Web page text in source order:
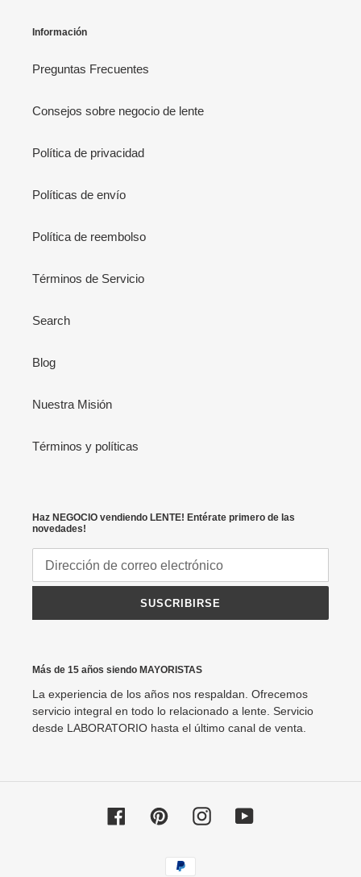
Información
Preguntas Frecuentes
Consejos sobre negocio de lente
Política de privacidad
Políticas de envío
Política de reembolso
Términos de Servicio
Search
Blog
Nuestra Misión
Términos y políticas
Haz NEGOCIO vendiendo LENTE! Entérate primero de las
novedades!
SUSCRIBIRSE
Más de 15 años siendo MAYORISTAS
La experiencia de los años nos respaldan. Ofrecemos
servicio integral en todo lo relacionado a lente. Servicio
desde LABORATORIO hasta el último canal de venta.
FacebookPinterestInstagramYouTube
Métodos